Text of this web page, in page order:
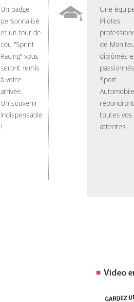
Un badge
personnalisé
et un tour de
cou "Sprint
Racing" vous
seront remis
à votre
arrivée.
Un souvenir
indispensable
!
Une
Pilotes
de
diplômés
Sport
Automobile
toutes vos
attentes...
Video